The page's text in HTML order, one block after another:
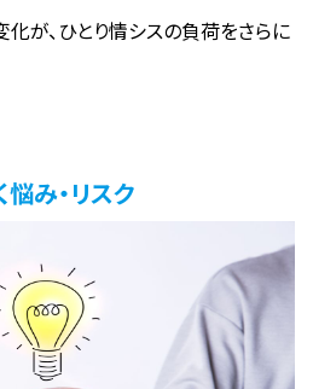
が、ひとり情シスの負荷をさらに
み・リスク